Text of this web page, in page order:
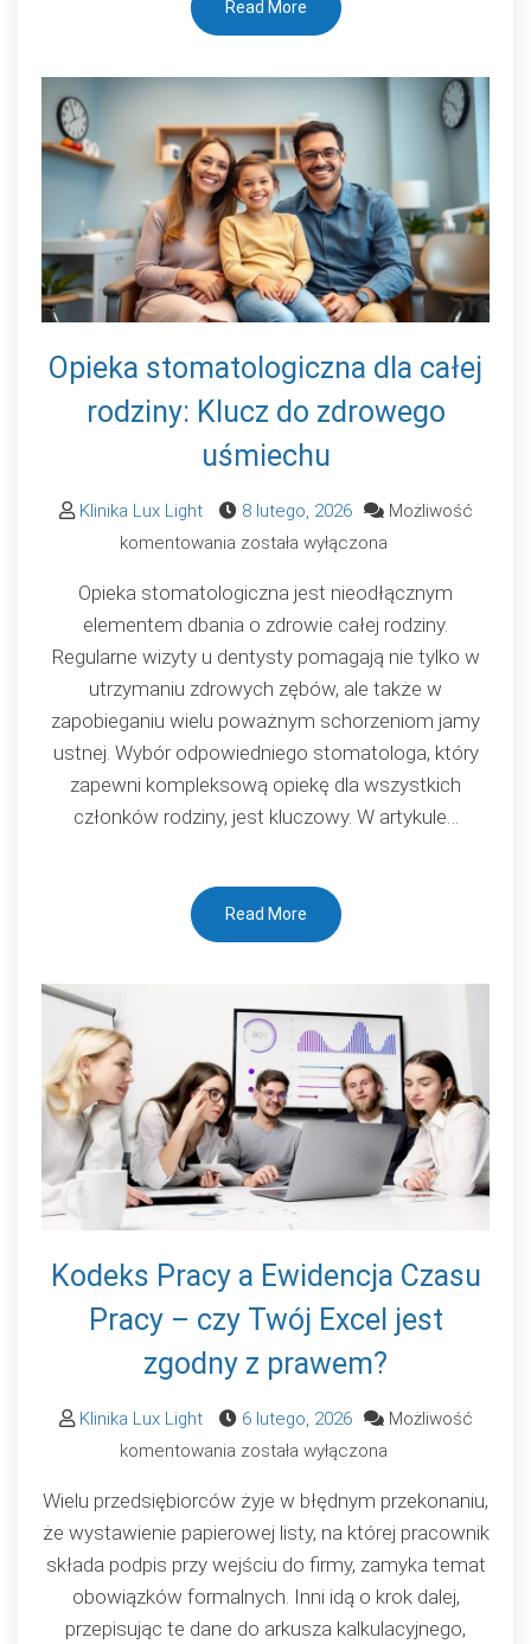
Read More
Opieka stomatologiczna dla całej
rodziny: Klucz do zdrowego
uśmiechu
Klinika Lux Light 8 lutego, 2026
Możliwość
komentowania Opieka
dla
całej
rodziny:
Klucz
do
zdrowego
uśmiechu
została wyłączona
Opieka stomatologiczna jest nieodłącznym
elementem dbania o zdrowie całej rodziny.
Regularne wizyty u dentysty pomagają nie tylko w
utrzymaniu zdrowych zębów, ale także w
zapobieganiu wielu poważnym schorzeniom jamy
ustnej. Wybór odpowiedniego stomatologa, który
zapewni kompleksową opiekę dla wszystkich
członków rodziny, jest kluczowy. W artykule…
Read More
Kodeks Pracy a Ewidencja Czasu
Pracy – czy Twój Excel jest
zgodny z prawem?
Klinika Lux Light 6 lutego, 2026
Możliwość
komentowania Kodeks
a
Ewidencja
Czasu
Pracy
została wyłączona
Wielu przedsiębiorców żyje w błędnym przekonaniu,
że wystawienie papierowej listy, na której pracownik
składa podpis przy wejściu do firmy, zamyka temat
obowiązków formalnych. Inni idą o krok dalej,
przepisując te dane do arkusza kalkulacyjnego,